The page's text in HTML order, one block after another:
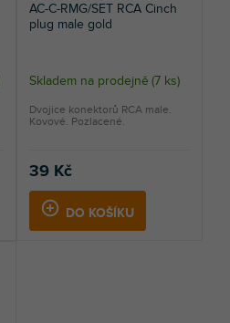
AC-C-RMG/SET RCA Cinch
plug male gold
Skladem na prodejně (7 ks)
39 Kč
DO KOŠÍKU
Dvojice konektorů RCA male.
Kovové. Pozlacené.